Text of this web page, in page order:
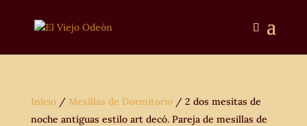
Inicio/ Mesillas de Dormitorio/ 2 dos mesitas de
noche antiguas estilo art decó. Pareja de mesillas de